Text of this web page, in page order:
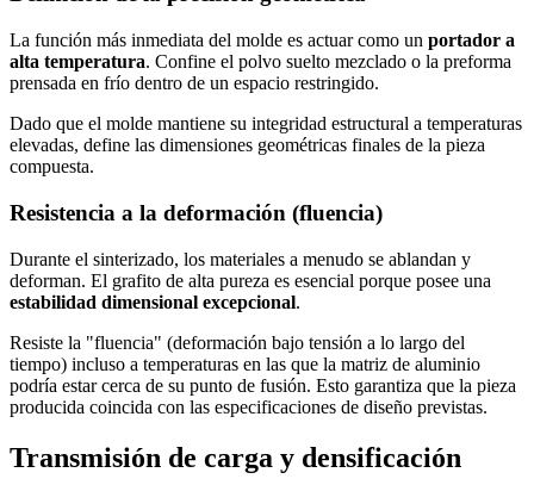
La función más inmediata del molde es actuar como un portador a
alta temperatura. Confine el polvo suelto mezclado o la preforma
prensada en frío dentro de un espacio restringido.
Dado que el molde mantiene su integridad estructural a temperaturas
elevadas, define las dimensiones geométricas finales de la pieza
compuesta.
Resistencia a la deformación (fluencia)
Durante el sinterizado, los materiales a menudo se ablandan y
deforman. El grafito de alta pureza es esencial porque posee una
estabilidad dimensional excepcional.
Resiste la "fluencia" (deformación bajo tensión a lo largo del
tiempo) incluso a temperaturas en las que la matriz de aluminio
podría estar cerca de su punto de fusión. Esto garantiza que la pieza
producida coincida con las especificaciones de diseño previstas.
Transmisión de carga y densificación